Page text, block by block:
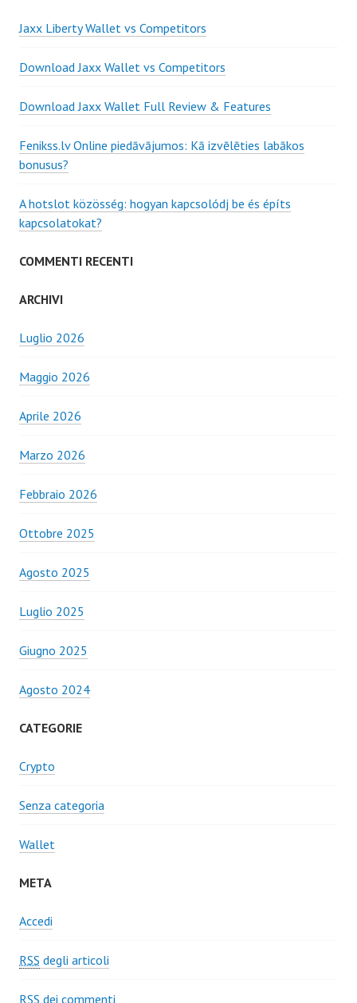
c
p
r
Jaxx Liberty Wallet vs Competitors
Download Jaxx Wallet vs Competitors
Download Jaxx Wallet Full Review & Features
Fenikss.lv Online piedāvājumos: Kā izvēlēties labākos
bonusus?
A hotslot közösség: hogyan kapcsolódj be és építs
kapcsolatokat?
COMMENTI RECENTI
ARCHIVI
Luglio 2026
Maggio 2026
Aprile 2026
Marzo 2026
Febbraio 2026
Ottobre 2025
Agosto 2025
Luglio 2025
Giugno 2025
Agosto 2024
CATEGORIE
Crypto
Senza categoria
Wallet
META
Accedi
RSS degli articoli
RSS dei commenti